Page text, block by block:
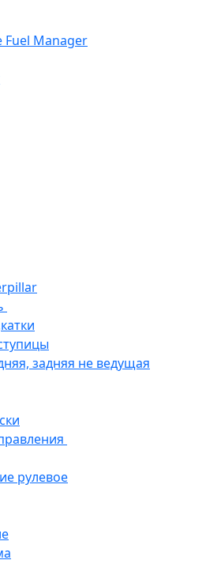
Fuel Manager
задняя не ведущая
рулевое